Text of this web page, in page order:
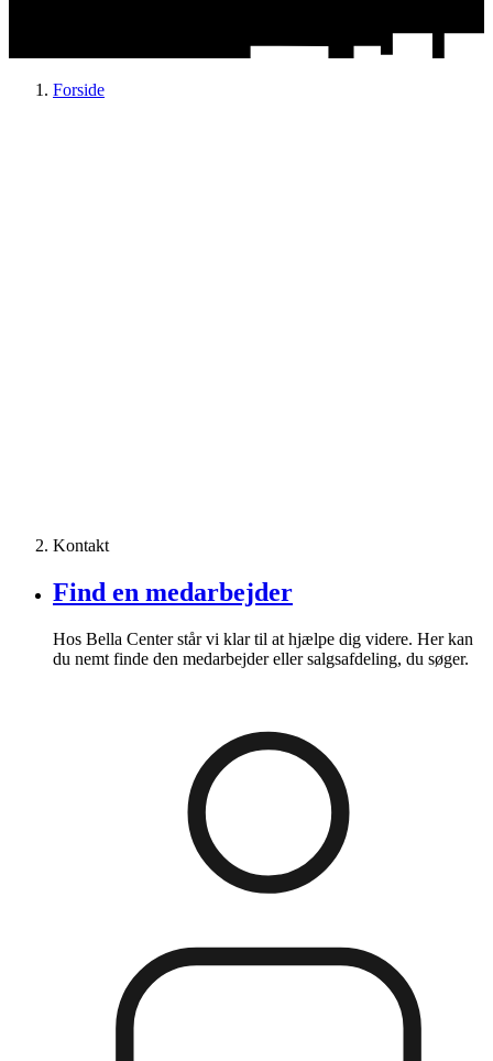
Forside
Kontakt
Find en medarbejder
Hos Bella Center står vi klar til at hjælpe dig videre. Her kan
du nemt finde den medarbejder eller salgsafdeling, du søger.